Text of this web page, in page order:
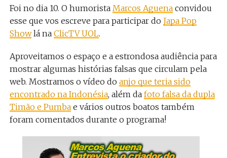
Foi no dia 10. O humorista Marcos Aguenaconvidou
esse que vos escreve para participar do Japa Pop
Showlá na ClicTV UOL.
Aproveitamos o espaço e a estrondosa audiência para
mostrar algumas histórias falsas que circulam pela
web. Mostramos o vídeo do anjo que teria sido
encontrado na Indonésia, além da foto falsa da dupla
Timão e Pumbae vários outros boatos também
foram comentados durante o programa!